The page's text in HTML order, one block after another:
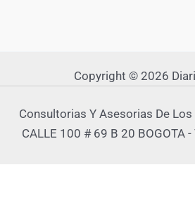
Copyright © 2026
Consultorias Y Asesorias De
CALLE 100 # 69 B 20 BOGOTA